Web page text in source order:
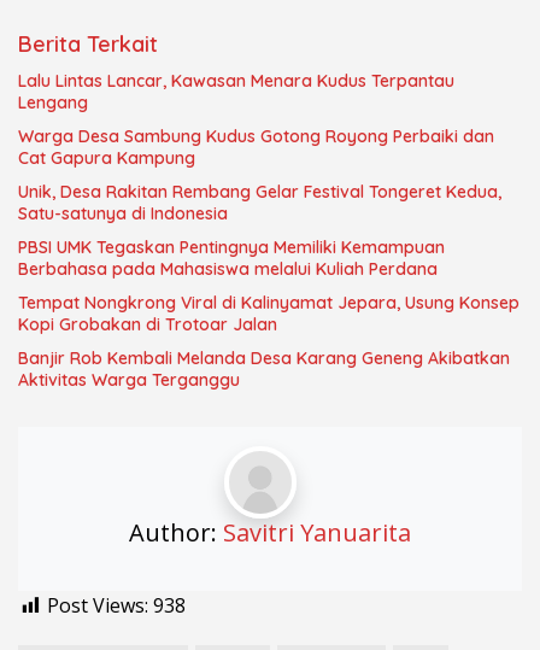
Berita Terkait
Lalu Lintas Lancar, Kawasan Menara Kudus Terpantau
Lengang
Warga Desa Sambung Kudus Gotong Royong Perbaiki dan
Cat Gapura Kampung
Unik, Desa Rakitan Rembang Gelar Festival Tongeret Kedua,
Satu-satunya di Indonesia
PBSI UMK Tegaskan Pentingnya Memiliki Kemampuan
Berbahasa pada Mahasiswa melalui Kuliah Perdana
Tempat Nongkrong Viral di Kalinyamat Jepara, Usung Konsep
Kopi Grobakan di Trotoar Jalan
Banjir Rob Kembali Melanda Desa Karang Geneng Akibatkan
Aktivitas Warga Terganggu
Author: Savitri Yanuarita
Post Views: 938